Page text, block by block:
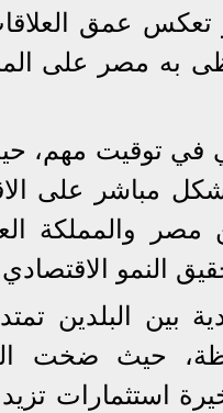
عمق العلاقات
به مصر على
في توقيت مهم،
مباشر على
مصر والمملكة
النمو
بين البلدين
حيث ضخت